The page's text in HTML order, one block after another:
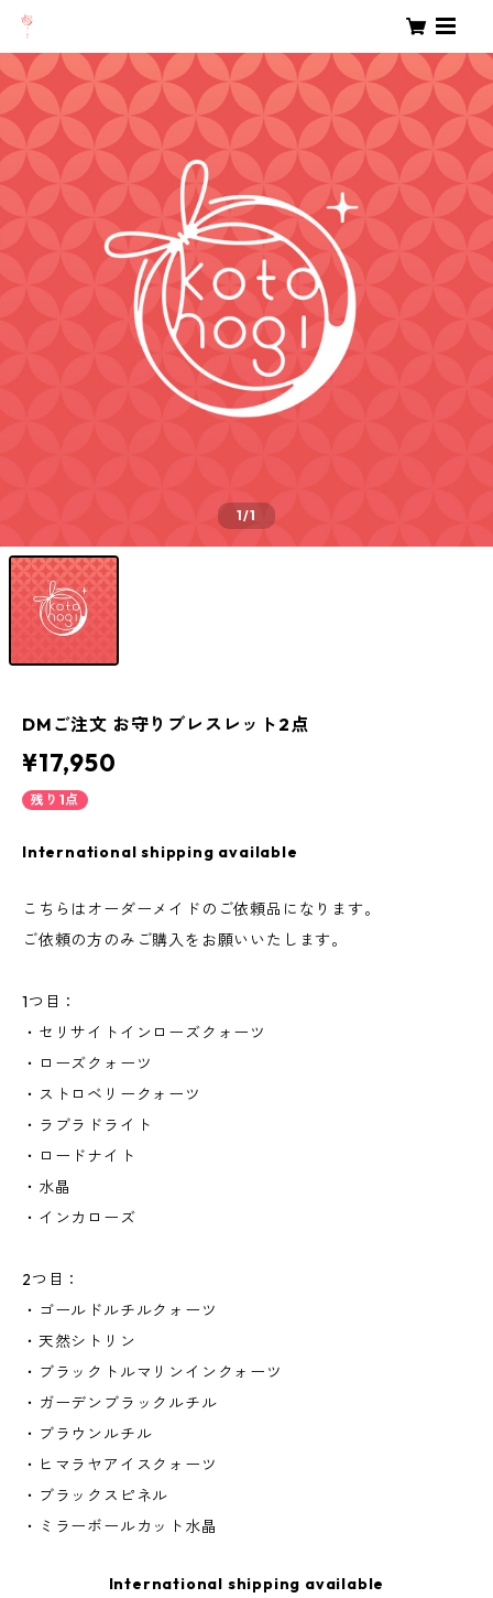
1/1
DMご注文 お守りブレスレット2点
¥17,950
残り1点
International shipping available
こちらはオーダーメイドのご依頼品になります。
ご依頼の方のみご購入をお願いいたします。
1つ目：
・セリサイトインローズクォーツ
・ローズクォーツ
・ストロベリークォーツ
・ラブラドライト
・ロードナイト
・水晶
・インカローズ
2つ目：
・ゴールドルチルクォーツ
・天然シトリン
・ブラックトルマリンインクォーツ
・ガーデンブラックルチル
・ブラウンルチル
・ヒマラヤアイスクォーツ
・ブラックスピネル
・ミラーボールカット水晶
International shipping available